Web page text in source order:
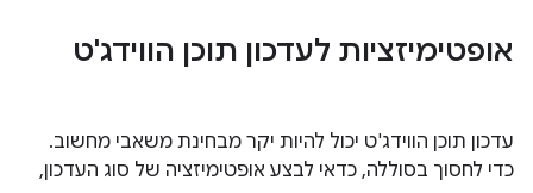
אופטימיזציות לעדכון תוכן הווידג'ט
עדכון תוכן הווידג'ט יכול להיות יקר מבחינת משאבי מחשוב.
כדי לחסוך בסוללה, כדאי לבצע אופטימיזציה של סוג העדכון,